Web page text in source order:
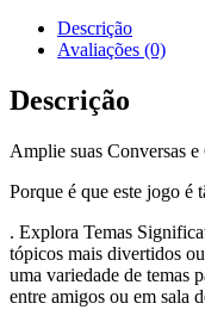
Descrição
Avaliações (0)
Descrição
Amplie suas Conversas
Porque é que este jogo é
. Explora Temas
tópicos mais divertidos
uma variedade de temas
entre amigos ou em sala